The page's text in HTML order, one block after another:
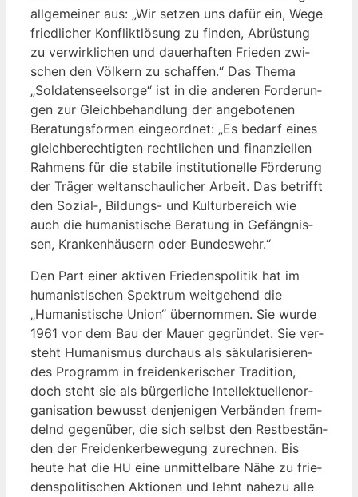
all­ge­mei­ner aus: „Wir set­zen uns dafür ein, Wege
fried­li­cher Kon­flikt­lö­sung zu fin­den, Abrüs­tung
zu ver­wirk­li­chen und dau­er­haf­ten Frie­den zwi­
schen den Völ­kern zu schaf­fen.“ Das The­ma
„Sol­da­ten­seel­sor­ge“ ist in die ande­ren For­de­run­
gen zur Gleich­be­hand­lung der ange­bo­te­nen
Bera­tungs­for­men ein­ge­ord­net: „Es bedarf eines
gleich­be­rech­tig­ten recht­li­chen und finan­zi­el­len
Rah­mens für die sta­bi­le insti­tu­tio­nel­le För­de­rung
der Trä­ger welt­an­schau­li­cher Arbeit. Das betrifft
den Sozial‑, Bil­dungs- und Kul­tur­be­reich wie
auch die huma­nis­ti­sche Bera­tung in Gefäng­nis­
sen, Kran­ken­häu­sern oder Bundeswehr.“
Den Part einer akti­ven Frie­dens­po­li­tik hat im
huma­nis­ti­schen Spek­trum weit­ge­hend die
„Huma­nis­ti­sche Uni­on“ über­nom­men. Sie wur­de
1961 vor dem Bau der Mau­er gegrün­det. Sie ver­
steht Huma­nis­mus durch­aus als säku­la­ri­sie­ren­
des Pro­gramm in frei­den­ke­ri­scher Tra­di­ti­on,
doch steht sie als bür­ger­li­che Intel­lek­tu­el­len­or­
ga­ni­sa­ti­on bewusst den­je­ni­gen Ver­bän­den frem­
delnd gegen­über, die sich selbst den Rest­be­stän­
den der Frei­den­ker­be­we­gung zurech­nen. Bis
heu­te hat die HU eine unmit­tel­ba­re Nähe zu frie­
dens­po­li­ti­schen Aktio­nen und lehnt nahe­zu alle